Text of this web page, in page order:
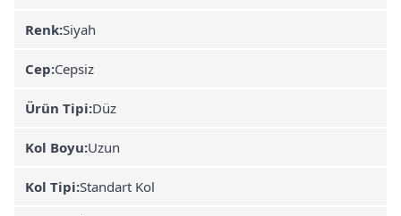
Renk:Siyah
Cep:Cepsiz
Ürün Tipi:Düz
Kol Boyu:Uzun
Kol Tipi:Standart Kol